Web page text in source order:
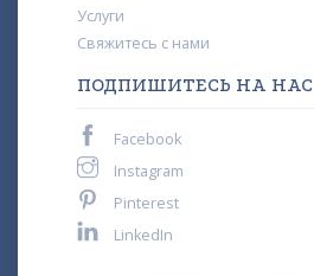
Услуги
Свяжитесь с нами
ПОДПИШИТЕСЬ НА НАС
Facebook
Instagram
Pinterest
LinkedIn